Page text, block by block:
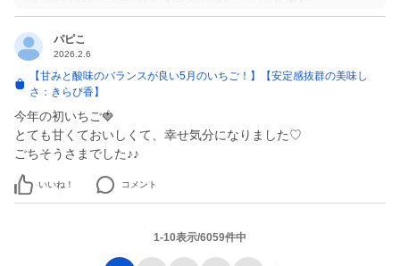
パピこ
2026.2.6
【甘みと酸味のバランスが良い5月のいちご！】【安定感抜群の美味し
さ：きらぴ香】
今年の初いちご🍓
とても甘くておいしくて、幸せ気分になりました♡
ごちそうさまでした♪♪
いいね！ コメント
1-10表示/6059件中